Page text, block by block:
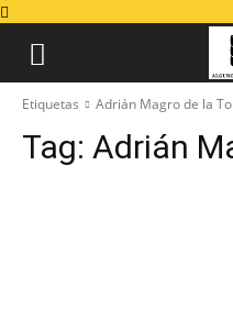
Etiquetas Adrián Magro de la
Tag: Adrián